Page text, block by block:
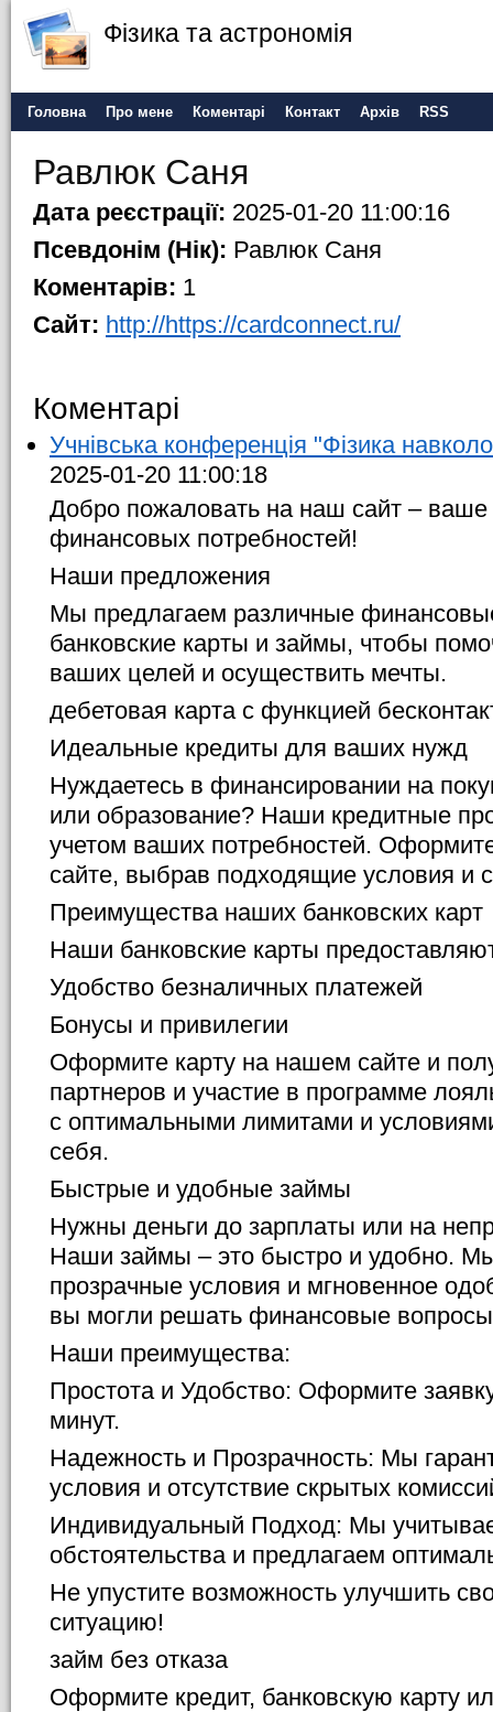
Фізика та астрономія
Головна Про мене Коментарі Контакт Архів RSS
Равлюк Саня
Дата реєстрації: 2025-01-20 11:00:16
Псевдонім (Нік): Равлюк Саня
Коментарів: 1
Сайт: http://https://cardconnect.ru/
Коментарі
Учнівська конференція "Фізика
2025-01-20 11:00:18
Добро пожаловать на наш сайт –
финансовых потребностей!
Наши предложения
Мы предлагаем различные
банковские карты и займы, чтобы
ваших целей и осуществить мечты.
дебетовая карта с функцией
Идеальные кредиты для ваших нужд
Нуждаетесь в финансировании на
или образование? Наши кредитные
учетом ваших потребностей.
сайте, выбрав подходящие условия и
Преимущества наших банковских карт
Наши банковские карты
Удобство безналичных платежей
Бонусы и привилегии
Оформите карту на нашем сайте и
партнеров и участие в программе
с оптимальными лимитами и
себя.
Быстрые и удобные займы
Нужны деньги до зарплаты или на
Наши займы – это быстро и удобно.
прозрачные условия и мгновенное
вы могли решать финансовые
Наши преимущества:
Простота и Удобство: Оформите
минут.
Надежность и Прозрачность: Мы
условия и отсутствие скрытых
Индивидуальный Подход: Мы
обстоятельства и предлагаем
Не упустите возможность улучшить
ситуацию!
займ без отказа
Оформите кредит, банковскую карту